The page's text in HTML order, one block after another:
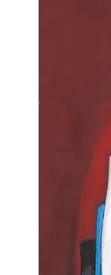
Du ha
Emañ Tadig
bras p'emañ
Diskouez